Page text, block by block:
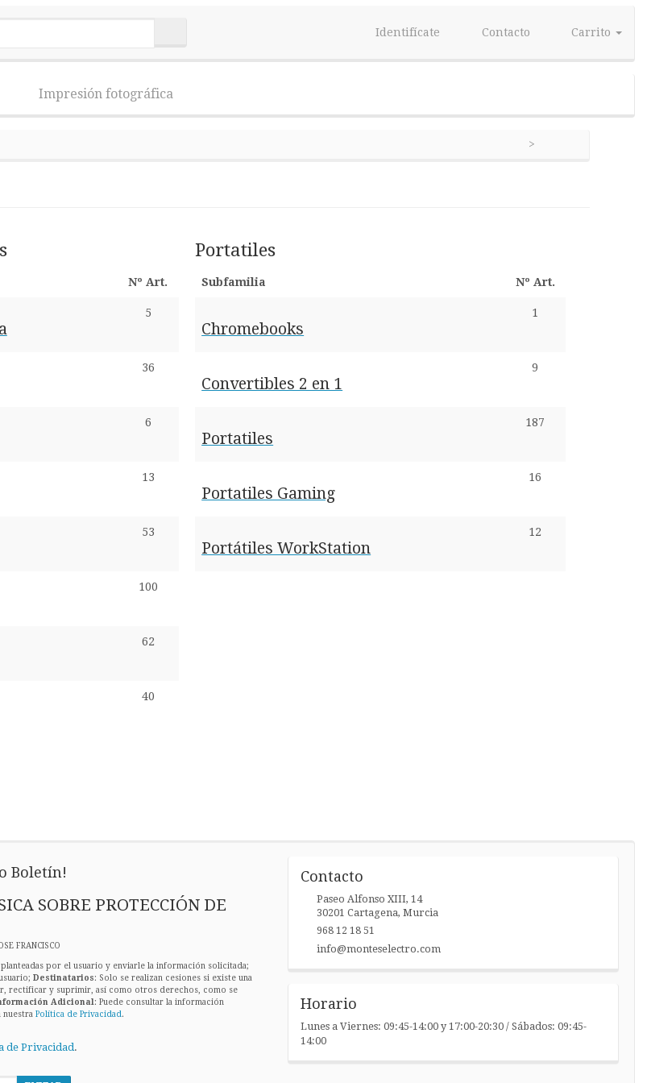
Identifícate Contacto Carrito
Impresión fotográfica
Nº Art.
5
36
6
13
53
100
62
40
Portatiles
Subfamilia Nº Art.
Chromebooks
1
Convertibles 2 en 1
9
Portatiles
187
Portatiles Gaming
16
Portátiles WorkStation
12
Boletín!
SOBRE PROTECCIÓN DE
FRANCISCO
por el usuario y enviarle la información solicitada;
Destinatarios: Solo se realizan cesiones si existe una
rectificar y suprimir, así como otros derechos, como se
Adicional : Puede consultar la información
nuestra Política de Privacidad .
de Privacidad.
Contacto
Paseo Alfonso XIII, 14
30201 Cartagena, Murcia
968 12 18 51
info@monteselectro.com
Horario
Lunes a Viernes: 09:45-14:00 y 17:00-20:30 / Sábados: 09:45-
14:00